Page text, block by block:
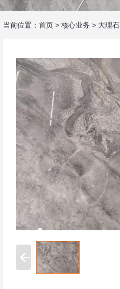
当前位置： 首页 > 核心业务 > 大理石